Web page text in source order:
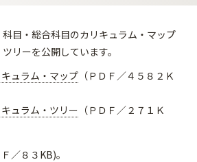
目・総合科目のカリキュラム・マップ
リーを公開しています。
ュラム・マップ （ＰＤＦ／４５８２Ｋ
ュラム・ツリー （ＰＤＦ／２７１Ｋ
Ｆ／８３KB)。